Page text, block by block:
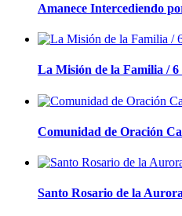
Amanece Intercediendo
La Misión de la Familia / 6
Comunidad de Oración
Santo Rosario de la